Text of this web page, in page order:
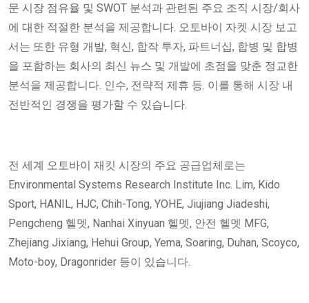
문 시장 점유율 및 SWOT 분석과 관련된 주요 조직 시장/회사
에 대한 적절한 분석을 제공합니다. 오토바이 자켓 시장 보고
서는 또한 유형 개발, 혁신, 합작 투자, 파트너십, 합병 및 합병
을 포함하는 회사의 최신 뉴스 및 개발에 초점을 맞춘 정교한
분석을 제공합니다. 인수, 전략적 제휴 등. 이를 통해 시장 내
전반적인 경쟁을 평가할 수 있습니다.
전 세계 오토바이 재킷 시장의 주요 공급업체로는
Environmental Systems Research Institute Inc. Lim, Kido
Sport, HANIL, HJC, Chih-Tong, YOHE, Jiujiang Jiadeshi,
Pengcheng 헬멧, Nanhai Xinyuan 헬멧, 안전 헬멧 MFG,
Zhejiang Jixiang, Hehui Group, Yema, Soaring, Duhan, Scoyco,
Moto-boy, Dragonrider 등이 있습니다.